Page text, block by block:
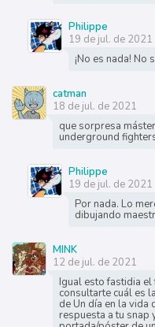
Philippe
19 de jul. de 2021
¡No es nada! No
catman
18 de jul. de 2021
que sorpresa
underground
Philippe
19 de jul. de 2021
Por nada. Lo
dibujando
MINK
12 de jul. de 2021
Igual esto fastidia
consultarte cuál es
de Un día en la vida
respuesta a tu snap